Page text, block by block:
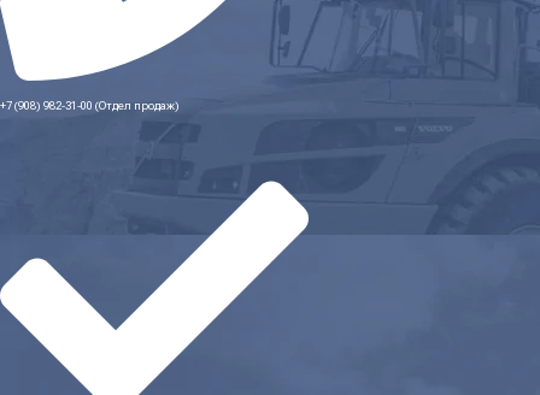
+7 (908) 982-31-00 (Отдел продаж)